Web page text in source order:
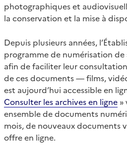
photographiques et
la conservation et la mise à
Depuis plusieurs années,
programme de numérisation de
afin de faciliter leur
de ces documents — films,
est aujourd’hui accessible en
Consulter les archives en ligne »
ensemble de documents
mois, de nouveaux documents
offre en ligne.